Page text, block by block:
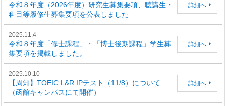
令和８年度（2026年度）研究生募集要項、聴講生・
科目等履修生募集要項を公表しました
詳細へ
2025.11.4
令和８年度「修士課程」・「博士後期課程」学生募
集要項を掲載しました。
詳細へ
2025.10.10
【周知】TOEIC L&R IPテスト（11/8）について
（函館キャンパスにて開催）
詳細へ